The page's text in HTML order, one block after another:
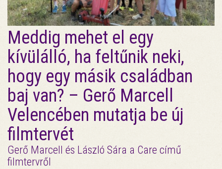
Meddig mehet el egy
kívülálló, ha feltűnik neki,
hogy egy másik családban
baj van? – Gerő Marcell
Velencében mutatja be új
filmtervét
Gerő Marcell és László Sára a Care című
filmtervről